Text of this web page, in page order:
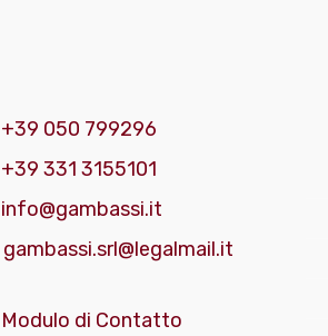
+39 050 799296
+39 331 3155101
info@gambassi.it
gambassi.srl@legalmail.it
Modulo di Contatto